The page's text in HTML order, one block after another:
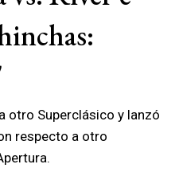
otro Superclásico y lanzó
respecto a otro